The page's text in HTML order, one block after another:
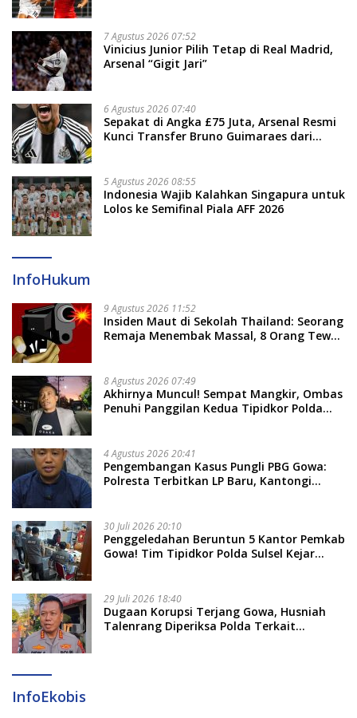
7 Agustus 2026 07:52
Vinicius Junior Pilih Tetap di Real Madrid,
Arsenal “Gigit Jari”
6 Agustus 2026 07:40
Sepakat di Angka £75 Juta, Arsenal Resmi
Kunci Transfer Bruno Guimaraes dari
5 Agustus 2026 08:55
Indonesia Wajib Kalahkan Singapura untuk
Lolos ke Semifinal Piala AFF 2026
InfoHukum
9 Agustus 2026 11:52
Insiden Maut di Sekolah Thailand: Seorang
Remaja Menembak Massal, 8 Orang Tewas
8 Agustus 2026 07:49
Akhirnya Muncul! Sempat Mangkir, Ombas
Penuhi Panggilan Kedua Tipidkor Polda
4 Agustus 2026 20:41
Pengembangan Kasus Pungli PBG Gowa:
Polresta Terbitkan LP Baru, Kantongi
30 Juli 2026 20:10
Penggeledahan Beruntun 5 Kantor Pemkab
Gowa! Tim Tipidkor Polda Sulsel Kejar
29 Juli 2026 18:40
Dugaan Korupsi Terjang Gowa, Husniah
Talenrang Diperiksa Polda Terkait
InfoEkobis